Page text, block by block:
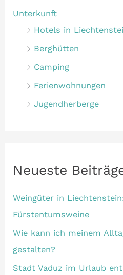
a
Unterkunft
Hotels in
Berghütten
Camping
Ferienwohnungen
Jugendherberge
Neueste
Weingüter in
Fürstentumsweine
Wie kann ich meinem
gestalten?
Stadt Vaduz im Urlaub